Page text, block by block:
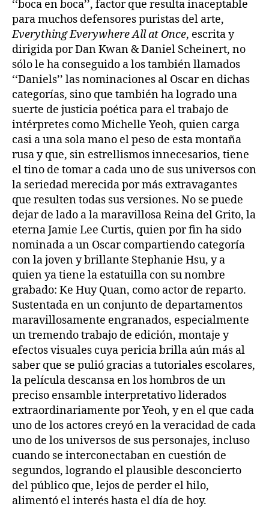
‘‘boca en boca’’, factor que resulta inaceptable
para muchos defensores puristas del arte,
Everything Everywhere All at Once, escrita y
dirigida por Dan Kwan & Daniel Scheinert, no
sólo le ha conseguido a los también llamados
‘‘Daniels’’ las nominaciones al Oscar en dichas
categorías, sino que también ha logrado una
suerte de justicia poética para el trabajo de
intérpretes como Michelle Yeoh, quien carga
casi a una sola mano el peso de esta montaña
rusa y que, sin estrellismos innecesarios, tiene
el tino de tomar a cada uno de sus universos con
la seriedad merecida por más extravagantes
que resulten todas sus versiones. No se puede
dejar de lado a la maravillosa Reina del Grito, la
eterna Jamie Lee Curtis, quien por fin ha sido
nominada a un Oscar compartiendo categoría
con la joven y brillante Stephanie Hsu, y a
quien ya tiene la estatuilla con su nombre
grabado: Ke Huy Quan, como actor de reparto.
Sustentada en un conjunto de departamentos
maravillosamente engranados, especialmente
un tremendo trabajo de edición, montaje y
efectos visuales cuya pericia brilla aún más al
saber que se pulió gracias a tutoriales escolares,
la película descansa en los hombros de un
preciso ensamble interpretativo liderados
extraordinariamente por Yeoh, y en el que cada
uno de los actores creyó en la veracidad de cada
uno de los universos de sus personajes, incluso
cuando se interconectaban en cuestión de
segundos, logrando el plausible desconcierto
del público que, lejos de perder el hilo,
alimentó el interés hasta el día de hoy.